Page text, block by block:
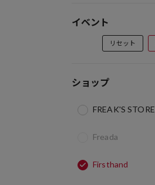
イベント
リセット
ショップ
FREAK'S STORE
Freada
Firsthand